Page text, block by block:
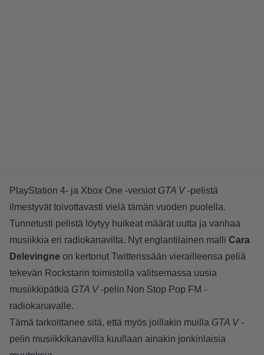
PlayStation 4- ja Xbox One -versiot GTA V-pelistä
ilmestyvät toivottavasti vielä tämän vuoden puolella.
Tunnetusti pelistä löytyy huikeat määrät uutta ja vanhaa
musiikkia eri radiokanavilta. Nyt englantilainen malli Cara
Delevingne on kertonut Twitterissään vierailleensa peliä
tekevän Rockstarin toimistolla valitsemassa uusia
musiikkipätkiä GTA V-pelin Non Stop Pop FM -
radiokanavalle.
Tämä tarkoittanee sitä, että myös joillakin muilla GTA V-
pelin musiikkikanavilla kuullaan ainakin jonkinlaisia